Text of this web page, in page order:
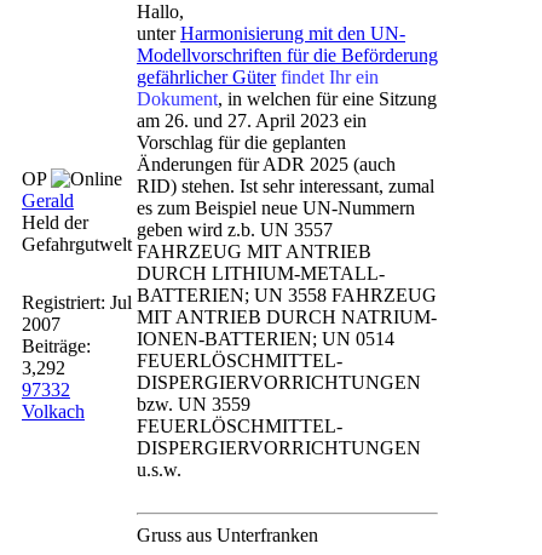
OP
Gerald
Held der
Gefahrgutwelt
Registriert: Jul
2007
Beiträge:
3,292
97332
Volkach
Hallo,
unterHarmonisierung mit den UN-
Modellvorschriften für die Beförderung
gefährlicher Güter findet Ihr ein
Dokument, in welchen für eine Sitzung
am 26. und 27. April 2023 ein
Vorschlag für die geplanten
Änderungen für ADR 2025 (auch
RID) stehen. Ist sehr interessant, zumal
es zum Beispiel neue UN-Nummern
geben wird z.b. UN 3557
FAHRZEUG MIT ANTRIEB
DURCH LITHIUM-METALL-
BATTERIEN; UN 3558 FAHRZEUG
MIT ANTRIEB DURCH NATRIUM-
IONEN-BATTERIEN; UN 0514
FEUERLÖSCHMITTEL-
DISPERGIERVORRICHTUNGEN
bzw. UN 3559
FEUERLÖSCHMITTEL-
DISPERGIERVORRICHTUNGEN
u.s.w.
Gruss aus Unterfranken